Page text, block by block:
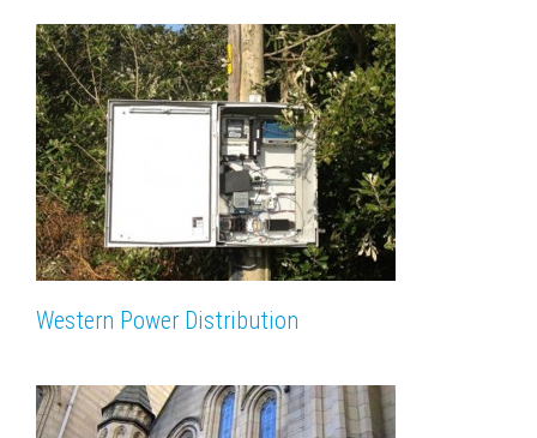
Western Power Distribution